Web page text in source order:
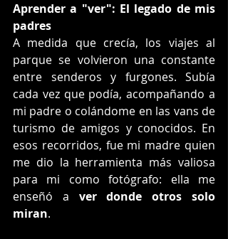
Aprender a "ver": El legado de mis
padres
A medida que crecía, los viajes al
parque se volvieron una constante
entre senderos y furgones. Subía
cada vez que podía, acompañando a
mi padre o colándome en las vans de
turismo de amigos y conocidos. En
esos recorridos, fue mi madre quien
me dio la herramienta más valiosa
para mi como fotógrafo: ella me
enseñó a ver donde otros solo
miran.